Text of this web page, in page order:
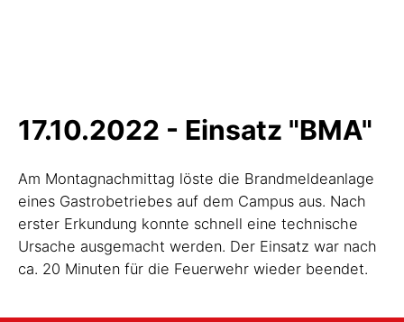
17.10.2022 - Einsatz "BMA"
Am Montagnachmittag löste die Brandmeldeanlage
eines Gastrobetriebes auf dem Campus aus. Nach
erster Erkundung konnte schnell eine technische
Ursache ausgemacht werden. Der Einsatz war nach
ca. 20 Minuten für die Feuerwehr wieder beendet.